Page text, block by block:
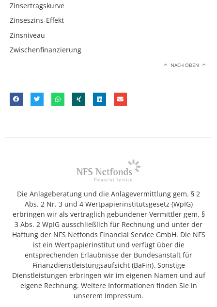
Zinsertragskurve
Zinseszins-Effekt
Zinsniveau
Zwischenfinanzierung
NACH OBEN
Die Anlageberatung und die Anlagevermittlung gem. § 2
Abs. 2 Nr. 3 und 4 Wertpapierinstitutsgesetz (WpIG)
erbringen wir als vertraglich gebundener Vermittler gem. §
3 Abs. 2 WpIG ausschließlich für Rechnung und unter der
Haftung der NFS Netfonds Financial Service GmbH. Die NFS
ist ein Wertpapierinstitut und verfügt über die
entsprechenden Erlaubnisse der Bundesanstalt für
Finanzdienstleistungsaufsicht (BaFin). Sonstige
Dienstleistungen erbringen wir im eigenen Namen und auf
eigene Rechnung. Weitere Informationen finden Sie in
unserem Impressum.